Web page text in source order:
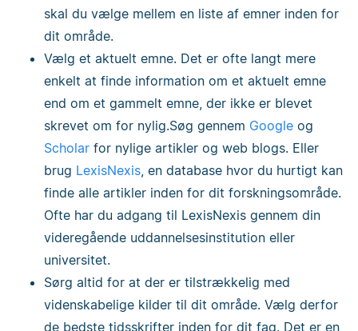
skal du vælge mellem en liste af emner inden for
dit område.
Vælg et aktuelt emne. Det er ofte langt mere
enkelt at finde information om et aktuelt emne
end om et gammelt emne, der ikke er blevet
skrevet om for nylig.Søg gennem Google og
Scholar for nylige artikler og web blogs. Eller
brug LexisNexis , en database hvor du hurtigt kan
finde alle artikler inden for dit forskningsområde.
Ofte har du adgang til LexisNexis gennem din
videregående uddannelsesinstitution eller
universitet.
Sørg altid for at der er tilstrækkelig med
videnskabelige kilder til dit område. Vælg derfor
de bedste tidsskrifter inden for dit fag. Det er en